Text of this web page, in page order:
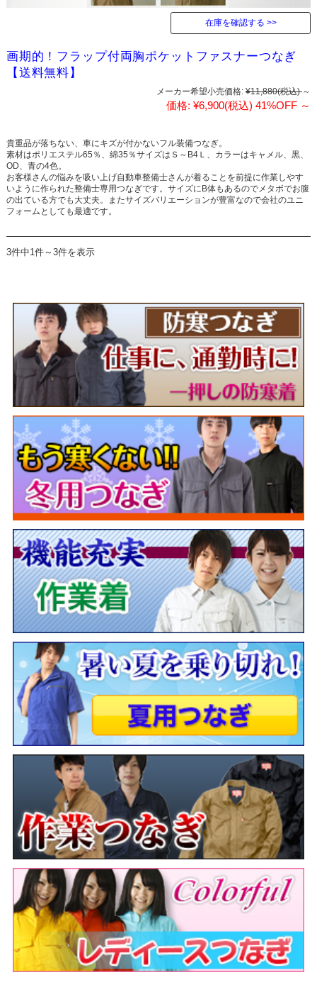
在庫を確認する
画期的！フラップ付両胸ポケットファスナーつなぎ
【送料無料】
メーカー希望小売価格: ¥11,880(税込) ～
価格: ¥6,900(税込) 41%OFF ～
貴重品が落ちない、車にキズが付かないフル装備つなぎ。
素材はポリエステル65％、綿35％サイズはＳ～B4Ｌ、カラーはキャメル、黒、
OD、青の4色。
お客様さんの悩みを吸い上げ自動車整備士さんが着ることを前提に作業しやす
いように作られた整備士専用つなぎです。サイズにB体もあるのでメタボでお腹
の出ている方でも大丈夫。またサイズバリエーションが豊富なので会社のユニ
フォームとしても最適です。
3件中1件～3件を表示